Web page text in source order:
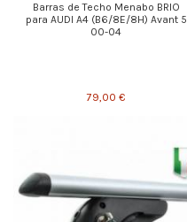
Barras de Techo Menabo BRIO
para AUDI A4 (B6/8E/8H) Avant 5
00-04
79,00 €